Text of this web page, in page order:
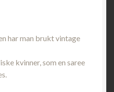
har man brukt vintage
kvinner, som en saree